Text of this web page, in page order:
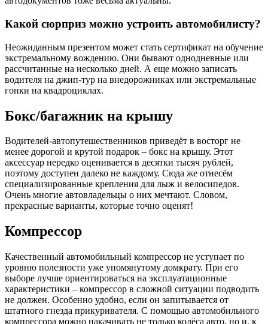
Какой сюрприз можно устроить автомобилисту?
Неожиданным презентом может стать сертификат на обучение
экстремальному вождению. Они бывают однодневные или
рассчитанные на несколько дней. А еще можно записать
водителя на джип-тур на внедорожниках или экстремальные
гонки на квадроциклах.
Бокс/багажник на крышу
Водителей-автопутешественников приведёт в восторг не
менее дорогой и крутой подарок – бокс на крышу. Этот
аксессуар нередко оценивается в десятки тысяч рублей,
поэтому доступен далеко не каждому. Сюда же отнесём
специализированные крепления для лыж и велосипедов.
Очень многие автовладельцы о них мечтают. Словом,
прекрасные варианты, которые точно оценят!
Компрессор
Качественный автомобильный компрессор не уступает по
уровню полезности уже упомянутому домкрату. При его
выборе лучше ориентироваться на эксплуатационные
характеристики – компрессор в сложной ситуации подводить
не должен. Особенно удобно, если он запитывается от
штатного гнезда прикуривателя. С помощью автомобильного
компрессора можно накачивать не только колёса авто, но и, к